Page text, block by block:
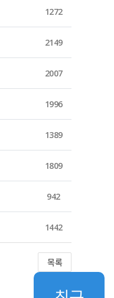
1272
2149
2007
1996
1389
1809
942
1442
목록